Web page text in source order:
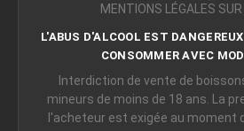
MENTIONS LÉGALES SUR
L'ABUS D'ALCOOL EST
CONSOMMER AVEC
Interdiction de vente de
mineurs de moins de 18 ans. La
l'acheteur est exigée au moment